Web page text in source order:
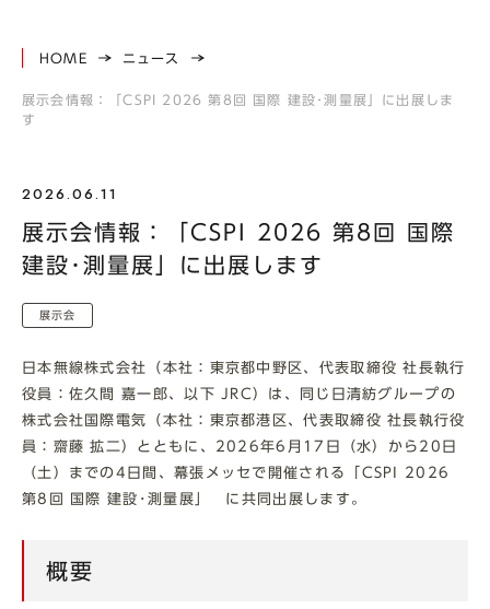
HOME ニュース
展示会情報：「CSPI 2026 第8回 国際 建設･測量展」に出展しま
す
2026.06.11
展示会情報：「CSPI 2026 第8回 国際
建設･測量展」に出展します
展示会
日本無線株式会社（本社：東京都中野区、代表取締役 社長執行
役員：佐久間 嘉一郎、以下 JRC）は、
同じ日清紡グループの
株式会社国際電気（本社：東京都港区、代表取締役 社長執行役
員：齋藤 拡二）とともに、2026年6月17日（水）から20日
（土）までの4日間、幕張メッセで開催される「CSPI 2026
第8回 国際 建設･測量展」 に共同出展します。
概要